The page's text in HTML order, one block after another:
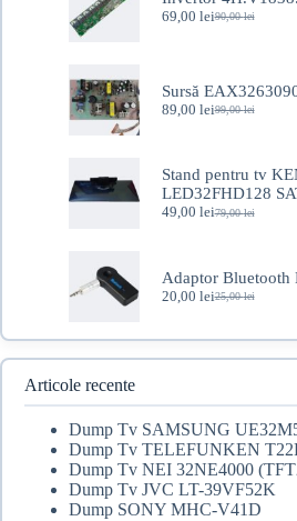
99,00 lei.
90,00lei
Prețul
90,00 lei.
69,00 leiPrețul
Sursă
99,00lei
Prețul
fost:
99,00 lei.
89,00 leiPrețul
89,00 lei.
Stand pentru tv
LED32FHD128
79,00lei
Prețul
fost:
79,00 lei.
49,00 leiPrețul
49,00 lei.
Adaptor Bluetooth
25,00lei
Prețul
a
fost:
20,00 leiPrețul
este:
20,00 lei.
Articole recente
Dump Tv SAMSUNG
Dump Tv TELEFUNKEN
Dump Tv NEI 32NE4000
Dump Tv JVC LT-39VF52K
Dump SONY MHC-V41D